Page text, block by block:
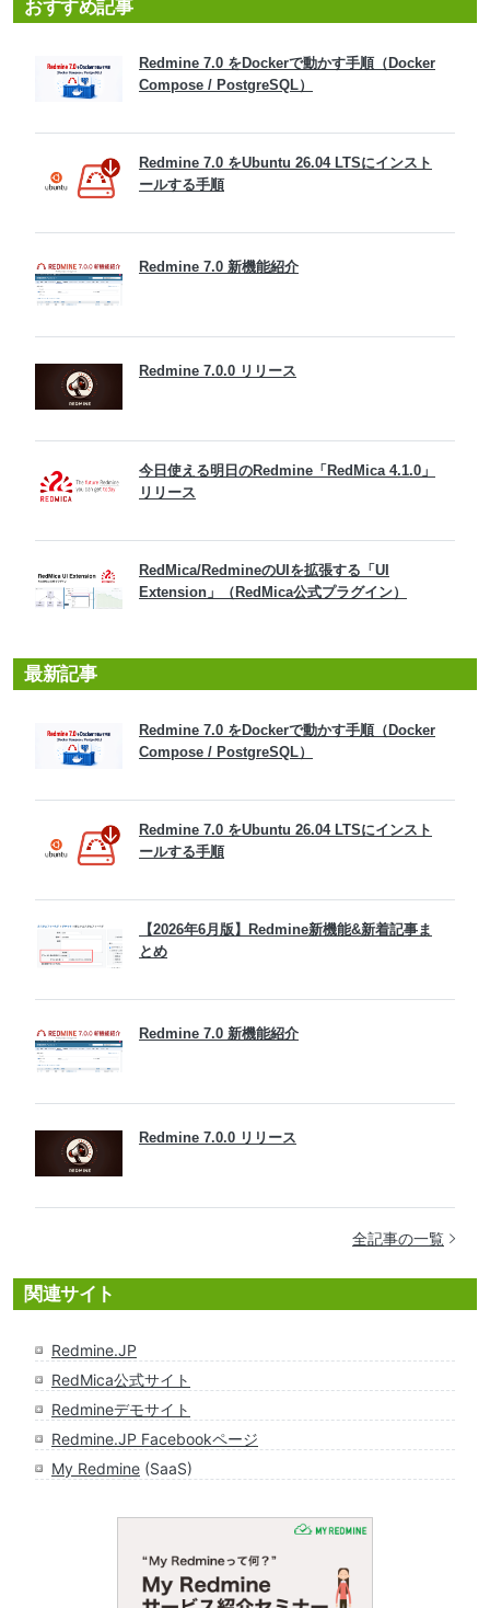
おすすめ記事
Redmine 7.0 をDockerで動かす手順（Docker
Compose / PostgreSQL）
Redmine 7.0 をUbuntu 26.04 LTSにインスト
ールする手順
Redmine 7.0 新機能紹介
Redmine 7.0.0 リリース
今日使える明日のRedmine「RedMica 4.1.0」
リリース
RedMica/RedmineのUIを拡張する「UI
Extension」（RedMica公式プラグイン）
最新記事
Redmine 7.0 をDockerで動かす手順（Docker
Compose / PostgreSQL）
Redmine 7.0 をUbuntu 26.04 LTSにインスト
ールする手順
【2026年6月版】Redmine新機能&新着記事ま
とめ
Redmine 7.0 新機能紹介
Redmine 7.0.0 リリース
全記事の一覧
関連サイト
Redmine.JP
RedMica公式サイト
Redmineデモサイト
Redmine.JP Facebookページ
My Redmine (SaaS)